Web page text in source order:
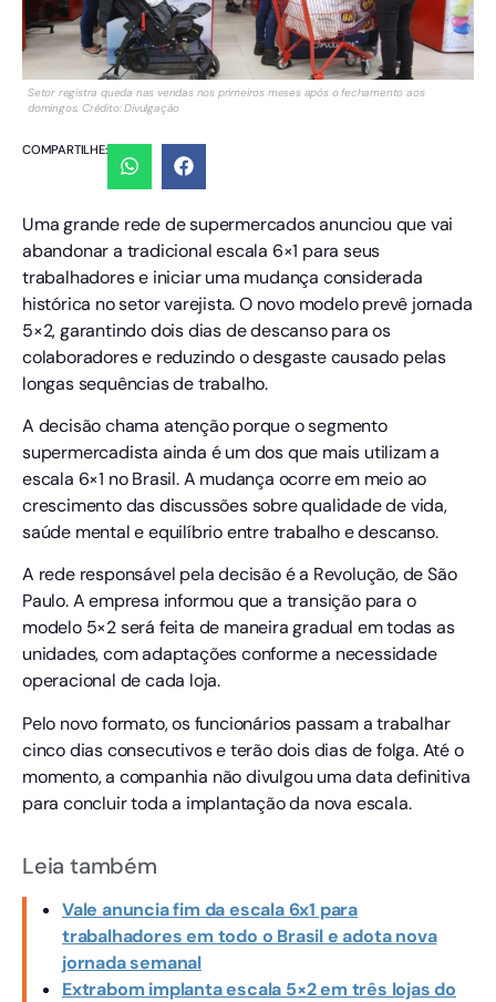
Setor registra queda nas vendas nos primeiros meses após o fechamento aos
domingos. Crédito: Divulgação
COMPARTILHE:
Uma grande rede de supermercados anunciou que vai
abandonar a tradicional escala 6×1 para seus
trabalhadores e iniciar uma mudança considerada
histórica no setor varejista. O novo modelo prevê jornada
5×2, garantindo dois dias de descanso para os
colaboradores e reduzindo o desgaste causado pelas
longas sequências de trabalho.
A decisão chama atenção porque o segmento
supermercadista ainda é um dos que mais utilizam a
escala 6×1 no Brasil. A mudança ocorre em meio ao
crescimento das discussões sobre qualidade de vida,
saúde mental e equilíbrio entre trabalho e descanso.
A rede responsável pela decisão é a Revolução, de São
Paulo. A empresa informou que a transição para o
modelo 5×2 será feita de maneira gradual em todas as
unidades, com adaptações conforme a necessidade
operacional de cada loja.
Pelo novo formato, os funcionários passam a trabalhar
cinco dias consecutivos e terão dois dias de folga. Até o
momento, a companhia não divulgou uma data definitiva
para concluir toda a implantação da nova escala.
Leia também
Vale anuncia fim da escala 6x1 para
trabalhadores em todo o Brasil e adota nova
jornada semanal
Extrabom implanta escala 5×2 em três lojas do